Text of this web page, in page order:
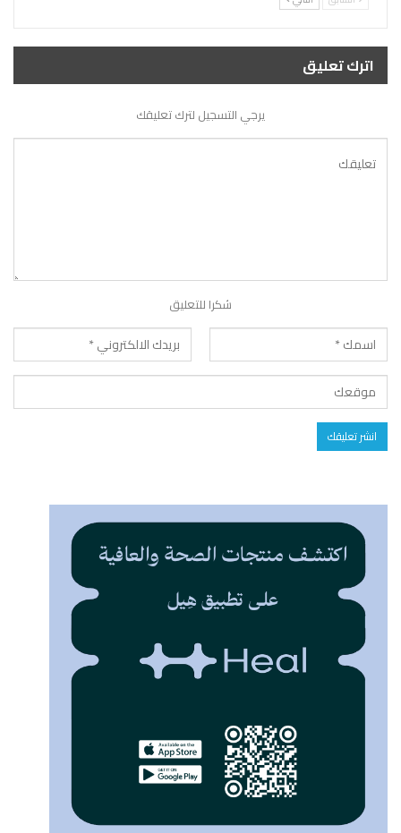
اترك تعليق
يرجي التسجيل لترك تعليقك
شكرا للتعليق